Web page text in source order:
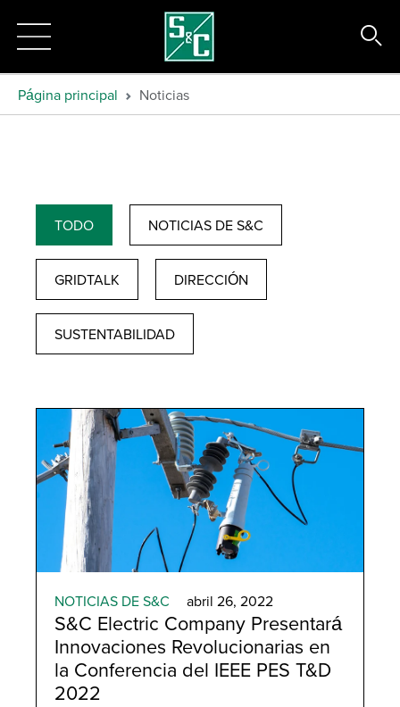
Página principal Noticias
TODO NOTICIAS DE S&C
GRIDTALK DIRECCIÓN
SUSTENTABILIDAD
NOTICIAS DE S&C abril 26, 2022
S&C Electric Company Presentará
Innovaciones Revolucionarias en
la Conferencia del IEEE PES T&D
2022